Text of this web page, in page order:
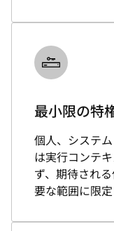
最小限の特
個人、システ
は実行コンテ
ず、期待され
要な範囲に限定